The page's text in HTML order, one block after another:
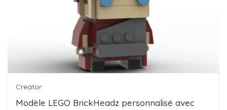
Creator
Modèle LEGO BrickHeadz personnalisé avec